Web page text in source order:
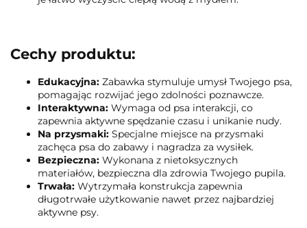
Cechy produktu:
Edukacyjna: Zabawka stymuluje umysł Twojego psa,
pomagając rozwijać jego zdolności poznawcze.
Interaktywna: Wymaga od psa interakcji, co
zapewnia aktywne spędzanie czasu i unikanie nudy.
Na przysmaki: Specjalne miejsce na przysmaki
zachęca psa do zabawy i nagradza za wysiłek.
Bezpieczna: Wykonana z nietoksycznych
materiałów, bezpieczna dla zdrowia Twojego pupila.
Trwała: Wytrzymała konstrukcja zapewnia
długotrwałe użytkowanie nawet przez najbardziej
aktywne psy.